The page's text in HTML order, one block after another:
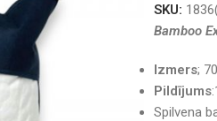
SKU:
Bamboo
Izmers;
Pildījums
Spilvena